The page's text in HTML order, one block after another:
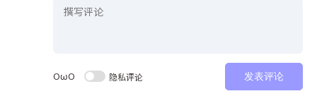
OωO 隐私评论 发表评论